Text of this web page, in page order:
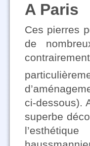
A Paris
Ces pierres
de
ci-dessous).
superbe